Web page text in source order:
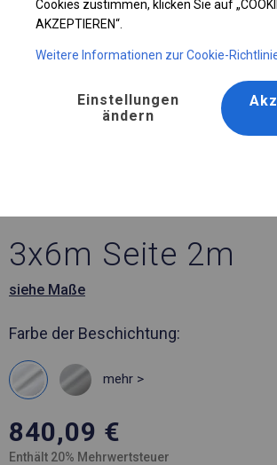
3x6m Seite 2m
siehe Maße
Farbe der Beschichtung:
mehr >
840,09 €
Enthält 20% Mehrwertsteuer
Cookies zustimmen, klicken Sie auf
AKZEPTIEREN“.
Weitere Informationen zur Cookie-
Einstellungen
ändern